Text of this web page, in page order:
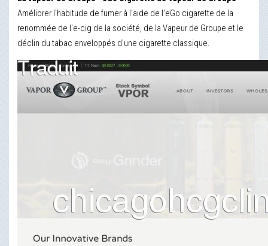
Améliorer l'habitude de fumer à l'aide de l'eGo cigarette de la
renommée de l'e-cig de la société, de la Vapeur de Groupe et le
déclin du tabac enveloppés d'une cigarette classique.